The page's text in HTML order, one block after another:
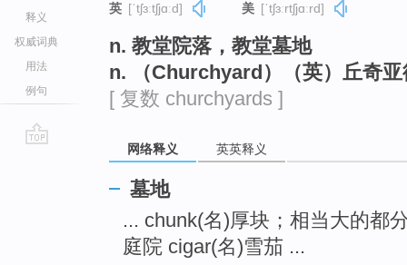
释义
权威词典
用法
例句
英 [ˈtʃɜːtʃjɑːd] 美 [ˈtʃɜːrtʃjɑːrd]
n. 教堂院落，教堂墓地
n. （Churchyard）（英）丘奇亚
[ 复数 churchyards ]
网络释义 英英释义
墓地
... chunk(名)厚块；相当大的都
庭院 cigar(名)雪茄 ...